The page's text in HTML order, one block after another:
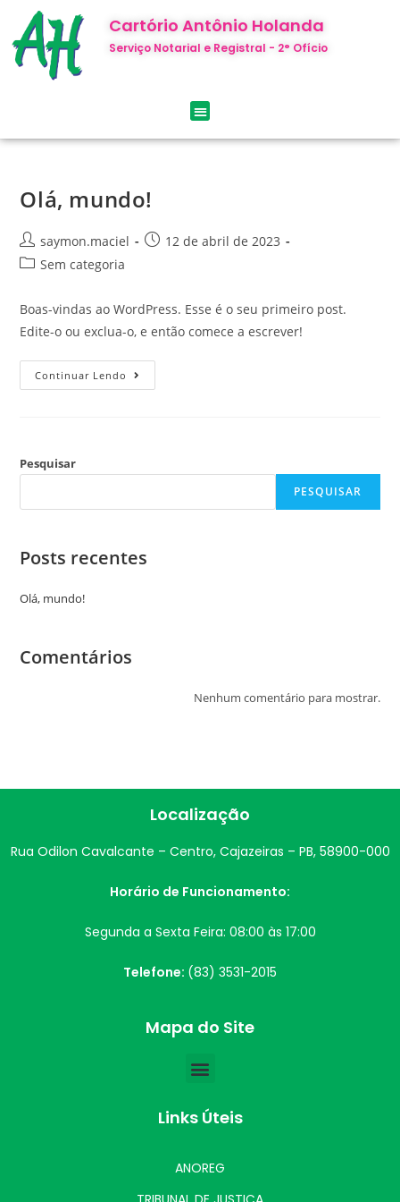
Cartório Antônio Holanda
Serviço Notarial e Registral - 2° Ofício
Olá, mundo!
saymon.maciel
12 de abril de 2023
Sem categoria
Boas-vindas ao WordPress. Esse é o seu primeiro post.
Edite-o ou exclua-o, e então comece a escrever!
Continuar Lendo
Pesquisar
PESQUISAR
Posts recentes
Olá, mundo!
Comentários
Nenhum comentário para mostrar.
Localização
Rua Odilon Cavalcante – Centro, Cajazeiras – PB, 58900-000
Horário de Funcionamento:
Segunda a Sexta Feira: 08:00 às 17:00
Telefone: (83) 3531-2015
Mapa do Site
Links Úteis
ANOREG